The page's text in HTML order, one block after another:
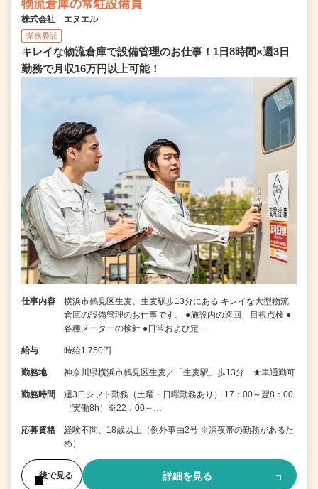
物流倉庫の常駐設備員
株式会社 エヌエル
業務委託
キレイな物流倉庫で設備管理のお仕事！1日8時間×週3日
勤務で月収16万円以上可能！
仕事内容
横浜市鶴見区生麦、生麦駅歩13分にある キレイな大型物流
倉庫の設備管理のお仕事です。 ●施設内の巡回、目視点検 ●
各種メーターの検針 ●日常および定…
給与 時給1,750円
勤務地 神奈川県横浜市鶴見区生麦／「生麦駅」歩13分 ★車通勤可
勤務時間
週3日シフト勤務（土曜・日曜勤務あり） 17：00～翌8：00
（実働8h）※22：00～…
応募資格
経験不問、18歳以上（例外事由2号 ※深夜帯の勤務があるた
め）
後で見る 詳細を見る